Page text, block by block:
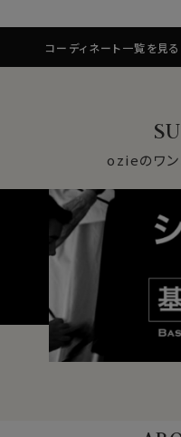
コーディネート一覧を見る
ozieのワン